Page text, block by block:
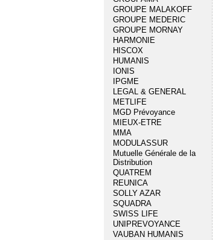
GROUPE MALAKOFF
GROUPE MEDERIC
GROUPE MORNAY
HARMONIE
HISCOX
HUMANIS
IONIS
IPGME
LEGAL & GENERAL
METLIFE
MGD Prévoyance
MIEUX-ETRE
MMA
MODULASSUR
Mutuelle Générale de la
Distribution
QUATREM
REUNICA
SOLLY AZAR
SQUADRA
SWISS LIFE
UNIPREVOYANCE
VAUBAN HUMANIS